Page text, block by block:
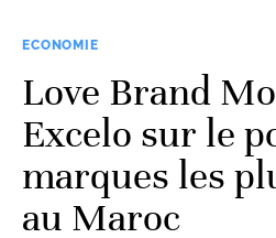
ECONOMIE
Love Brand
Excelo sur le
marques les
au Maroc